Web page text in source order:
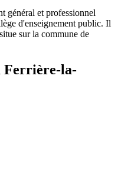
général et professionnel
d'enseignement public. Il
sur la commune de
Ferrière-la-